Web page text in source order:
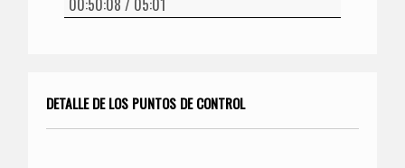
DETALLE DE LOS PUNTOS DE CONTROL